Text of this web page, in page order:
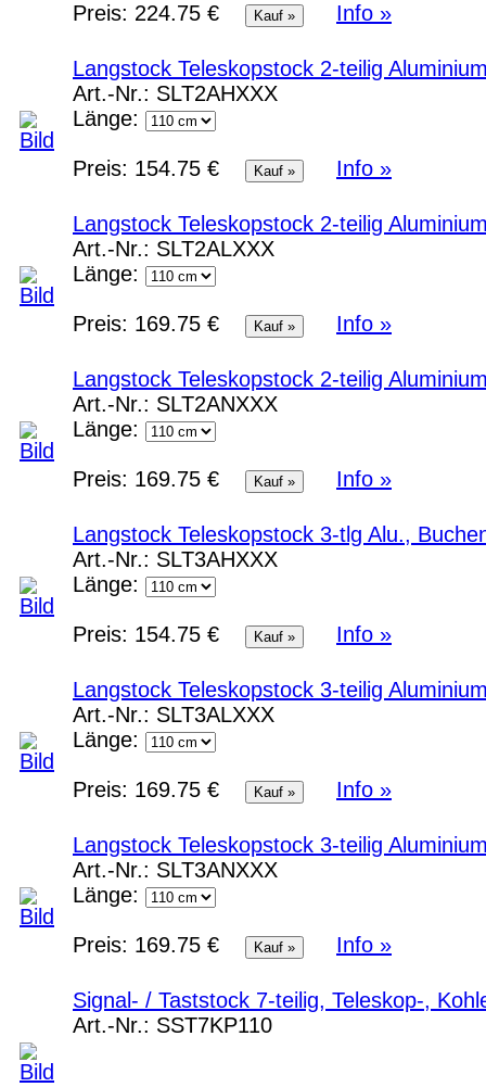
Preis: 224.75 € Info »
Langstock Teleskopstock 2-teilig
Art.-Nr.: SLT2AHXXX
Länge:
Preis: 154.75 € Info »
Langstock Teleskopstock 2-teilig
Art.-Nr.: SLT2ALXXX
Länge:
Preis: 169.75 € Info »
Langstock Teleskopstock 2-teilig
Art.-Nr.: SLT2ANXXX
Länge:
Preis: 169.75 € Info »
Langstock Teleskopstock 3-tlg Alu.,
Art.-Nr.: SLT3AHXXX
Länge:
Preis: 154.75 € Info »
Langstock Teleskopstock 3-teilig
Art.-Nr.: SLT3ALXXX
Länge:
Preis: 169.75 € Info »
Langstock Teleskopstock 3-teilig
Art.-Nr.: SLT3ANXXX
Länge:
Preis: 169.75 € Info »
Signal- / Taststock 7-teilig, Teleskop-,
Art.-Nr.: SST7KP110